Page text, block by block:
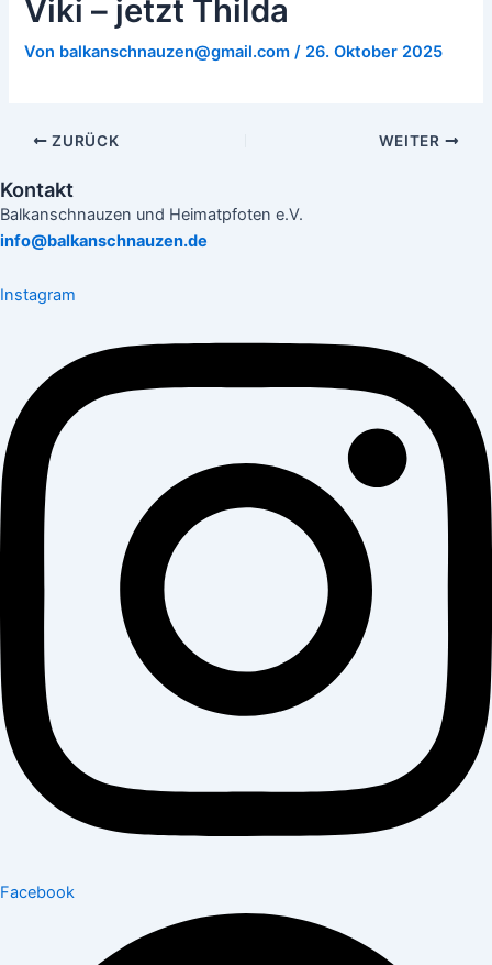
Viki – jetzt Thilda
Von balkanschnauzen@gmail.com/ 26. Oktober 2025
ZURÜCK WEITER
Kontakt
Balkanschnauzen und Heimatpfoten e.V.
info@balkanschnauzen.de
Instagram
Facebook